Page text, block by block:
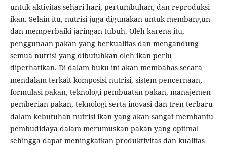
untuk aktivitas sehari-hari, pertumbuhan, dan reproduksi
ikan. Selain itu, nutrisi juga digunakan untuk membangun
dan memperbaiki jaringan tubuh. Oleh karena itu,
penggunaan pakan yang berkualitas dan mengandung
semua nutrisi yang dibutuhkan oleh ikan perlu
diperhatikan. Di dalam buku ini akan membahas secara
mendalam terkait komposisi nutrisi, sistem pencernaan,
formulasi pakan, teknologi pembuatan pakan, manajemen
pemberian pakan, teknologi serta inovasi dan tren terbaru
dalam kebutuhan nutrisi ikan yang akan sangat membantu
pembudidaya dalam merumuskan pakan yang optimal
sehingga dapat meningkatkan produktivitas dan kualitas